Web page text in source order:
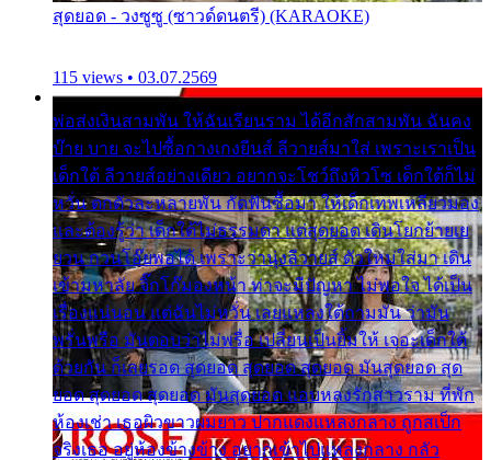
สุดยอด - วงซูซู (ซาวด์ดนตรี) (KARAOKE)
115 views • 03.07.2569
พ่อส่งเงินสามพัน ให้ฉันเรียนราม ได้อีกสักสามพัน ฉันคง
บ๊าย บาย จะไปซื้อกางเกงยีนส์ ลีวายส์มาใส่ เพราะเราเป็น
เด็กใต้ ลีวายส์อย่างเดียว อยากจะโชว์ถึงหิวโซ เด็กใต้ก็ไม่
หวั่น ตกตัวละหลายพัน กัดฟันซื้อมา ให้เด็กเทพเหลียวมอง
และต้องรู้ว่า เด็กใต้ไม่ธรรมดา แต่สุดยอด เดินโยกย้ายเย
ยวน กวนโอ๊ยพอได้ เพราะว่านุ่งลีวายส์ ตัวใหม่ใส่มา เดิน
เข้ามหาลัย จิ๊กโก๊มองหน้า ท่าจะมีปัญหา ไม่พอใจ ได้เป็น
เรื่องแน่นอน แต่ฉันไม่หวั่น เลยแหลงใต้ถามมัน ว่ามัน
พรั่นพรือ มันตอบว่าไม่พรื่อ เปลี่ยนเป็นยิ้มให้ เจอะเด็กใต้
ด้วยกัน ก็เลยรอด สุดยอด สุดยอด สุดยอด มันสุดยอด สุด
ยอด สุดยอด สุดยอด มันสุดยอด แอบหลงรักสาวราม ที่พัก
ห้องเช่า เธอผิวขาวผมยาว ปากแดงแหลงกลาง ถูกสเป็ก
จริงเธอ อยู่ห้องข้างข้าง อยากเข้าไปแหลงกลาง กลัว